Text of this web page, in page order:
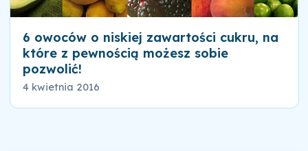
6 owoców o niskiej zawartości cukru, na
które z pewnością możesz sobie
pozwolić!
4 kwietnia 2016